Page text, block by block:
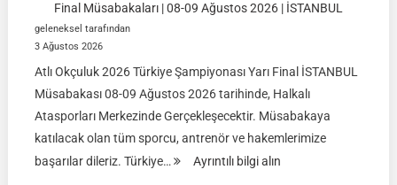
Final Müsabakaları | 08-09 Ağustos 2026 | İSTANBUL
geleneksel tarafından
3 Ağustos 2026
Atlı Okçuluk 2026 Türkiye Şampiyonası Yarı Final İSTANBUL
Müsabakası 08-09 Ağustos 2026 tarihinde, Halkalı
Atasporları Merkezinde Gerçekleşecektir. Müsabakaya
katılacak olan tüm sporcu, antrenör ve hakemlerimize
başarılar dileriz. Türkiye…
Ayrıntılı bilgi alın: